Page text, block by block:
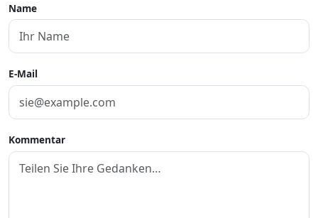
Name
E-Mail
Kommentar